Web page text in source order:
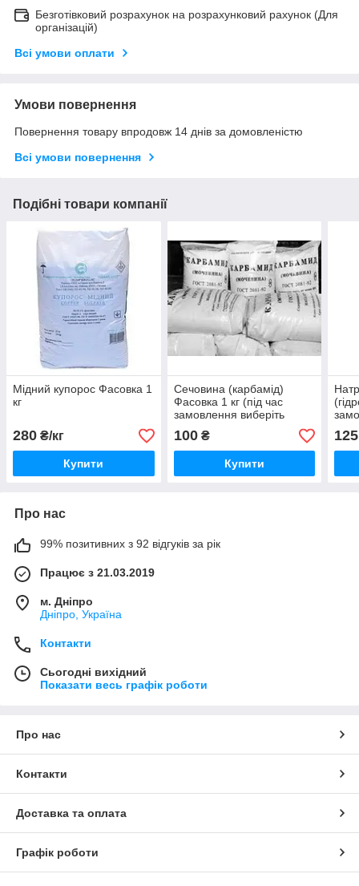
Безготівковий розрахунок на розрахунковий рахунок (Для
організацій)
Всі умови оплати
Умови повернення
Повернення товару впродовж 14 днів за домовленістю
Всі умови повернення
Подібні товари компанії
Мідний купорос Фасовка 1
кг
280 ₴/кг
Купити
Сечовина (карбамід)
Фасовка 1 кг (під час
замовлення виберіть
потрібну фасовку)
100₴
Купити
125
Про нас
99% позитивних з 92 відгуків за рік
Працює з 21.03.2019
м. Дніпро
Дніпро, Україна
Контакти
Сьогодні вихідний
Показати весь графік роботи
Про нас
Контакти
Доставка та оплата
Графік роботи